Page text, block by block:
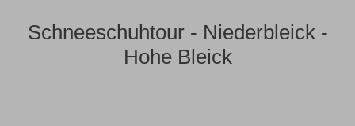
Schneeschuhtour - Niederbleick -
Hohe Bleick